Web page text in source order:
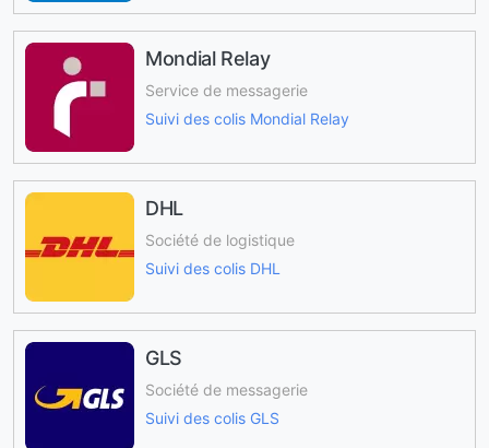
Mondial Relay
Service de messagerie
Suivi des colis Mondial Relay
DHL
Société de logistique
Suivi des colis DHL
GLS
Société de messagerie
Suivi des colis GLS